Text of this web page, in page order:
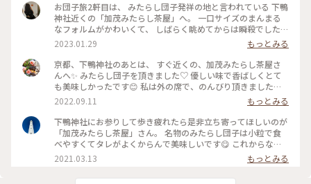
お団子旅2軒目は、 みたらし団子発祥の地と言われている 下鴨
神社近くの「加茂みたらし茶屋」へ。 一口サイズのまんまる
なフォルムがかわいくて、 しばらく眺めてからは瞬殺でした。
頭が飛び出てるのも愛らしい。 スプーンもついていて餡も余
すことなくいただきました。 そしてお団子旅は3軒目へ〜 #京
都 #みたらし団子 #下鴨神社 #Myことりっぷ
2023.01.29
もっとみる
京都、下鴨神社のあとは、 すぐ近くの、加茂みたらし茶屋さ
んへ✨ みたらし団子を頂きました♡ 優しい味で香ばしくとて
も美味しかったです😊 私は外の席で、のんびり頂きました🌿
ごちそうさまでした✨ #加茂みたらし茶屋 #みたらし団子 #加
茂みたらし団子 #下鴨神社 #京都 #スイーツ #和菓子 #私のこと
りっぷ2022 #Myことりっぷ
2022.09.11
もっとみる
下鴨神社にお参りして歩き疲れたら是非立ち寄ってほしいのが
「加茂みたらし茶屋」さん。 名物のみたらし団子は小粒で食
べやすくてタレがよくからんで美味しいです😋 これからなら
冷やした甘酒と一緒にいただくのも良いですよ✨
2021.03.13 もっとみる